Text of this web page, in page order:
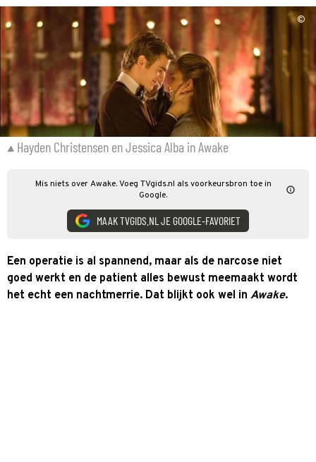
©
Hayden Christensen en Jessica Alba in Awake
Mis niets over Awake. Voeg TVgids.nl als voorkeursbron toe in
Google.
MAAK TVGIDS.NL JE GOOGLE-FAVORIET
Een operatie is al spannend, maar als de narcose niet
goed werkt en de patient alles bewust meemaakt wordt
het echt een nachtmerrie. Dat blijkt ook wel in Awake.